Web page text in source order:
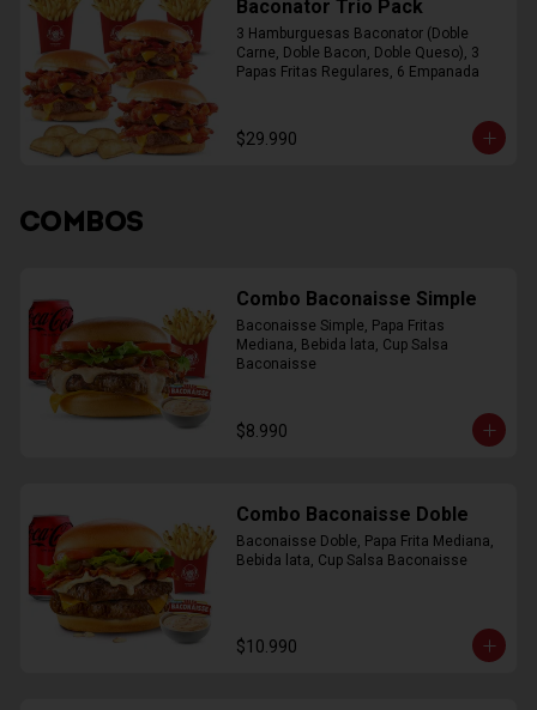
Baconator Trio Pack
3 Hamburguesas Baconator (Doble
Carne, Doble Bacon, Doble Queso), 3
Papas Fritas Regulares, 6 Empanada
$29.990
COMBOS
Combo Baconaisse Simple
Baconaisse Simple, Papa Fritas
Mediana, Bebida lata, Cup Salsa
Baconaisse
$8.990
Combo Baconaisse Doble
Baconaisse Doble, Papa Frita Mediana,
Bebida lata, Cup Salsa Baconaisse
$10.990